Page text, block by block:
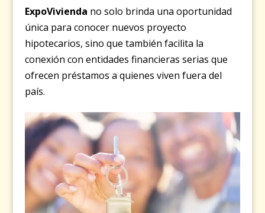
ExpoVivienda no solo brinda una oportunidad
única para conocer nuevos proyecto
hipotecarios, sino que también facilita la
conexión con entidades financieras serias que
ofrecen préstamos a quienes viven fuera del
país.